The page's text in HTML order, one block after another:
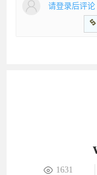
请登录后评论
1631